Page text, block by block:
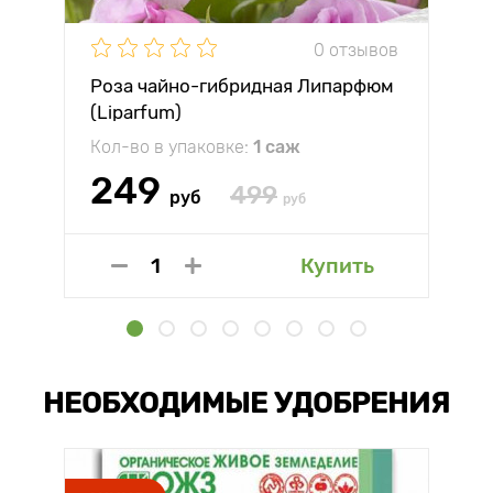
0 отзывов
Роза чайно-гибридная Липарфюм
(Liparfum)
Кол-во в упаковке: 1 саж
249 руб 499 руб
Купить
НЕОБХОДИМЫЕ УДОБРЕНИЯ